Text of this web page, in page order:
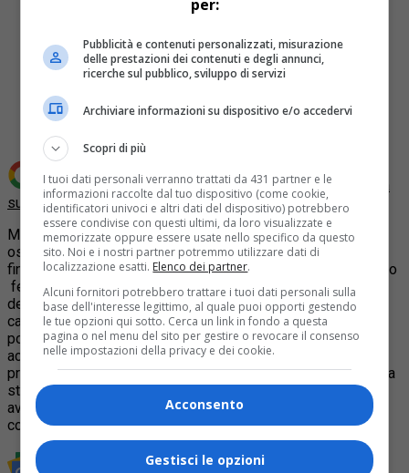
Tweet
Aggiungi Quotidiano Piemontese come Fonte preferita
su Google
Mercoledì, verso le 20, un pensionato 83enne di Valfenera,
ospite della casa di riposo del luogo, è precipitato da una
finestra del secondo piano dell’edificio. L’anziano ha riportato
ferite multiple gravi, tanto che, trasferito al pronto soccorso
dell’ospedale di Asti “Cardinal Massaia”, è poi deceduto.
carabinieri della stazione di Villanova d’Asti, intervenuti sul
posto per i rilievi e le verifiche del caso, al termine degli
accertamenti hanno denunciato, in stato di libertà, il
presidente, la direttrice, la responsabile e due operatori della
struttura sanitaria. L’accusa è di omicidio colposo per non
aver attuato sufficienti misure cautelari e di controllo nei
confronti dell’anziano.
per:
Pubblicità e contenuti personalizzati, misurazione
delle prestazioni dei contenuti e degli annunci,
ricerche sul pubblico, sviluppo di servizi
Archiviare informazioni su dispositivo e/o accedervi
Scopri di più
I tuoi dati personali verranno trattati da 431 partner e le
informazioni raccolte dal tuo dispositivo (come cookie,
identificatori univoci e altri dati del dispositivo) potrebbero
essere condivise con questi ultimi, da loro visualizzate e
memorizzate oppure essere usate nello specifico da questo
sito. Noi e i nostri partner potremmo utilizzare dati di
localizzazione esatti. Elenco dei partner.
Alcuni fornitori potrebbero trattare i tuoi dati personali sulla
base dell'interesse legittimo, al quale puoi opporti gestendo
le tue opzioni qui sotto. Cerca un link in fondo a questa
pagina o nel menu del sito per gestire o revocare il consenso
nelle impostazioni della privacy e dei cookie.
Acconsento
Gestisci le opzioni